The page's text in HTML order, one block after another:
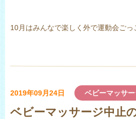
10月はみんなで楽しく外で運動会ごっ
2019年09月24日 ベビーマッサ
ベビーマッサージ中止